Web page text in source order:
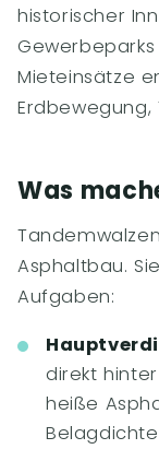
historischer
Mieteinsätze
Was
Asphaltbau.
Aufgaben:
direkt
heiße